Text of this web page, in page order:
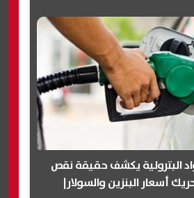
البترولية يكشف حقيقة نقص
أسعار البنزين والسولار|